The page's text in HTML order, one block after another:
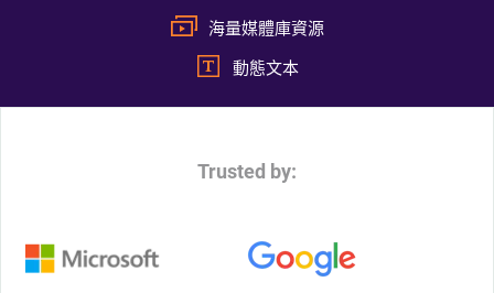
海量媒體庫資源
動態文本
Trusted by: